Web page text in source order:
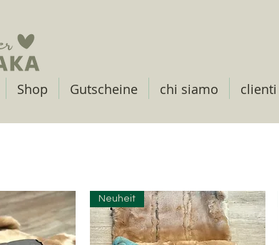
Shop Gutscheine chi siamo clienti
Neuheit